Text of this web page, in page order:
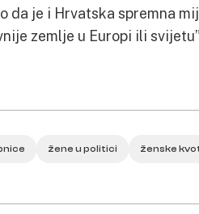
da je i Hrvatska spremna
zemlje u Europi ili
žene u politici ženske